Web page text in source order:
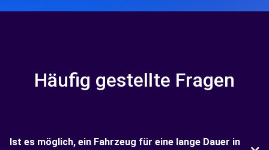
Häufig gestellte Fragen
Ist es möglich, ein Fahrzeug für eine lange Dauer in